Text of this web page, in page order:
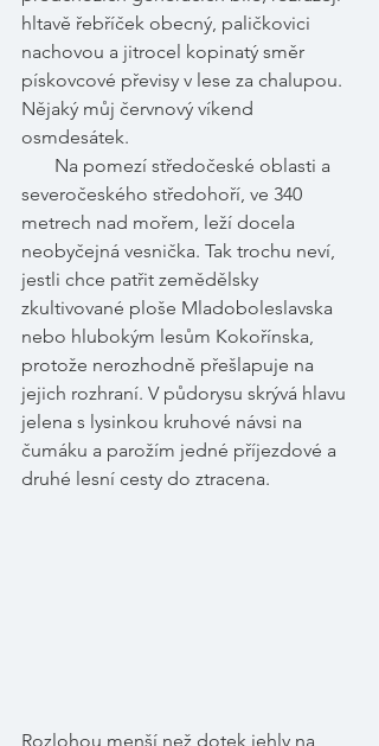
hltavě řebříček obecný, paličkovici
nachovou a jitrocel kopinatý směr
pískovcové převisy v lese za chalupou.
Nějaký můj červnový víkend
osmdesátek.
severočeského středohoří, ve 340
metrech nad mořem, leží docela
neobyčejná vesnička. Tak trochu neví,
jestli chce patřit zemědělsky
zkultivované ploše Mladoboleslavska
nebo hlubokým lesům Kokořínska,
protože nerozhodně přešlapuje na
jejich rozhraní. V půdorysu skrývá hlavu
jelena s lysinkou kruhové návsi na
čumáku a parožím jedné příjezdové a
druhé lesní cesty do ztracena.
Rozlohou menší než dotek jehly na